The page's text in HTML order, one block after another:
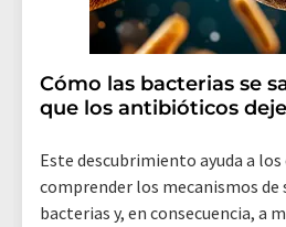
Cómo las bacterias se
que los antibióticos
Este descubrimiento ayuda a
comprender los mecanismos de
bacterias y, en consecuencia, a